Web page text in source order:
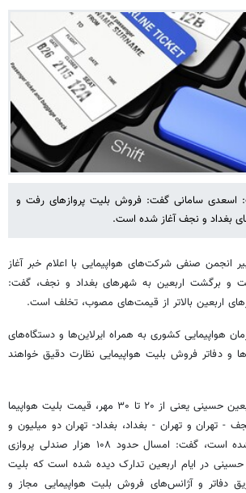
اسعدی سامانی گفت: فروش بلیت پروازهای رفت و
بغداد و نجف آغاز شده است.
انجمن صنفی شرکت‌های هواپیمایی با اعلام خبر آغاز
و برگشت اربعین به شهرهای بغداد و نجف، گفت:
اربعین بالاتر از قیمت‌های مصوب، تخلف است.
هواپیمایی کشوری به همراه ایرلاین‌ها و دستگاه‌های
و دفاتر فروش بلیت هواپیمایی نظارت دقیق خواهند
او با بیان اینکه در ایام اربعین حسینی یعنی از ۲۰ تا ۳۰ مهر، قیمت بلیت هواپیما
- تهران و تهران - بغداد، بغداد- تهران دو میلیون و
۲۰۰ هزار تومان تعیین شده است، گفت: امسال حدود ۱۰۸ هزار صندلی پروازی
در ایام اربعین تدارک دیده شده است که بلیت
دفاتر و آژانس‌های فروش بلیت هواپیمایی مجاز و